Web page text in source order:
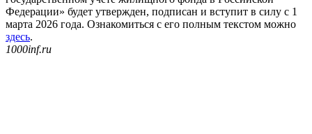
Федерации» будет утвержден, подписан и вступит в силу с 1
марта 2026 года. Ознакомиться с его полным текстом можно
здесь.
1000inf.ru